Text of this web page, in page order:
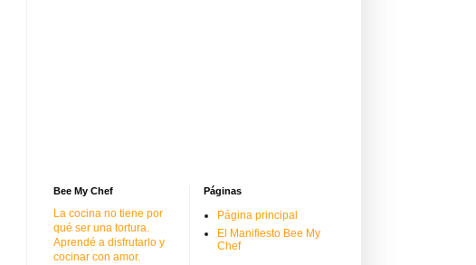
Bee My Chef
La cocina no tiene por
qué ser una tortura.
Aprendé a disfrutarlo y
cocinar con amor.
Páginas
Página principal
El Manifiesto Bee My
Chef